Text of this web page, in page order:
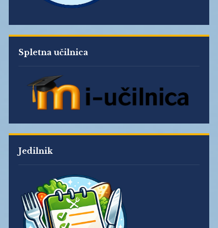
Spletna učilnica
Jedilnik